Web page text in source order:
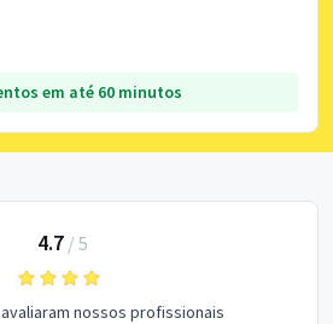
em até 60 minutos
4.7 / 5
nossos profissionais